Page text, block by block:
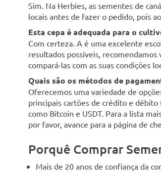
Sim. Na Herbies, as sementes de
locais antes de fazer o pedido, pois
Esta cepa é adequada para o
Com certeza. A é uma excelente
resultados possíveis, recomendamos
compará-las com as suas condições
Quais são os métodos de
Oferecemos uma variedade de
principais cartões de crédito e débito
como Bitcoin e USDT. Para a lista
por favor, avance para a página de
Porquê Comprar
Mais de 20 anos de confiança da